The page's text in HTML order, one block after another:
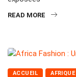
READ MORE
ACCUEIL AFRIQUE